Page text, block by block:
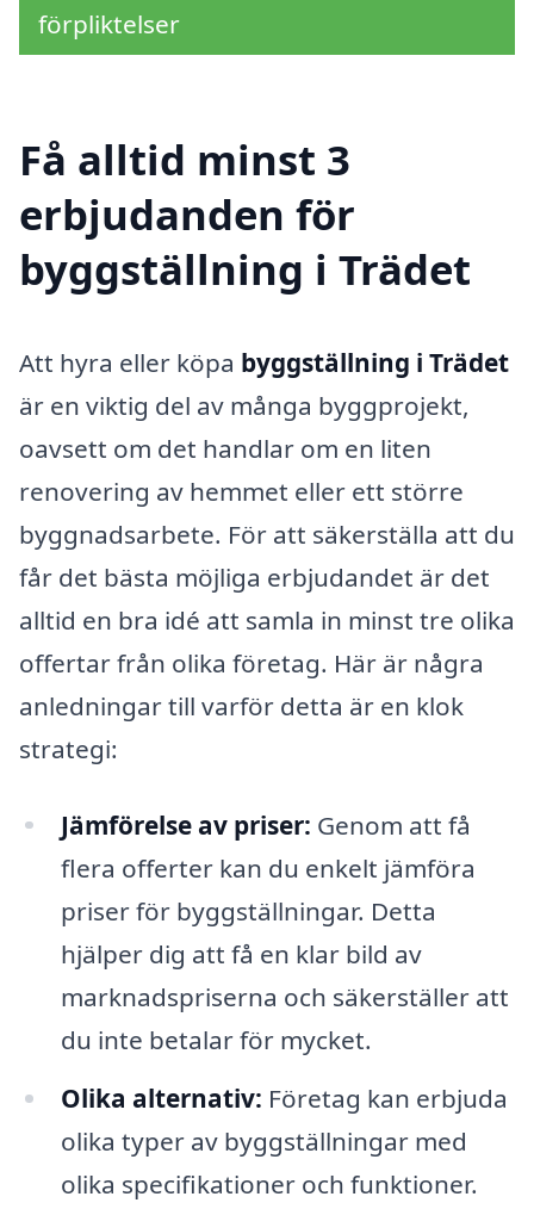
förpliktelser
Få alltid minst 3
erbjudanden för
byggställning i Trädet
Att hyra eller köpa byggställning i Trädet
är en viktig del av många byggprojekt,
oavsett om det handlar om en liten
renovering av hemmet eller ett större
byggnadsarbete. För att säkerställa att du
får det bästa möjliga erbjudandet är det
alltid en bra idé att samla in minst tre olika
offertar från olika företag. Här är några
anledningar till varför detta är en klok
strategi:
Jämförelse av priser: Genom att få
flera offerter kan du enkelt jämföra
priser för byggställningar. Detta
hjälper dig att få en klar bild av
marknadspriserna och säkerställer att
du inte betalar för mycket.
Olika alternativ: Företag kan erbjuda
olika typer av byggställningar med
olika specifikationer och funktioner.